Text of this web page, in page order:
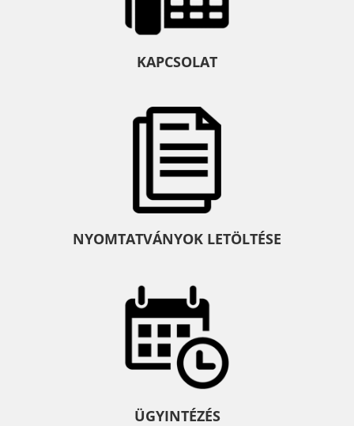
KAPCSOLAT
NYOMTATVÁNYOK LETÖLTÉSE
ÜGYINTÉZÉS